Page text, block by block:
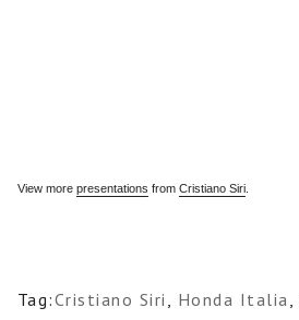
View more presentations from Cristiano Siri.
Tag:Cristiano Siri , Honda Italia,